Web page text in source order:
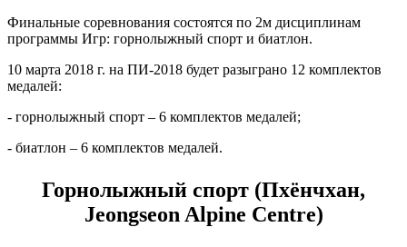
Финальные соревнования состоятся по 2м дисциплинам
программы Игр: горнолыжный спорт и биатлон.
10 марта 2018 г. на ПИ-2018 будет разыграно 12 комплектов
медалей:
- горнолыжный спорт – 6 комплектов медалей;
- биатлон – 6 комплектов медалей.
Горнолыжный спорт (Пхёнчхан,
Jeongseon Alpine Centre)